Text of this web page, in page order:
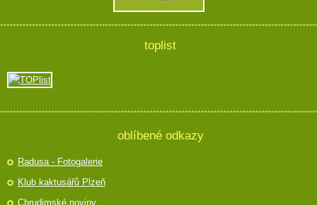
toplist
oblíbené odkazy
Radusa - Fotogalerie
Klub kaktusářů Plzeň
Chrudimské noviny